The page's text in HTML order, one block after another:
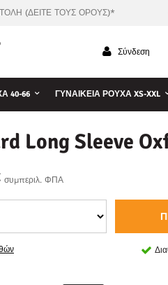
(ΔΕΙΤΕ ΤΟΥΣ ΟΡΟΥΣ)*
Σύνδεση
40-66 ΓΥΝΑΙΚΕΊΑ ΡΟΎΧΑ XS-XXL
Long Sleeve
συμπεριλ. ΦΠΑ